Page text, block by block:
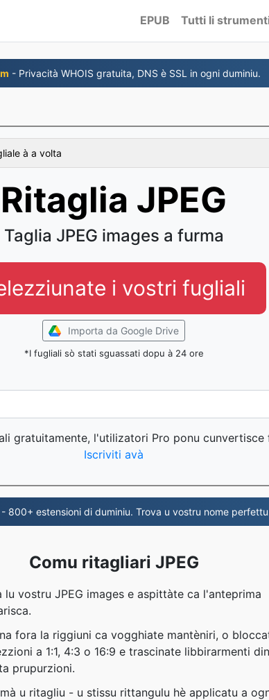
EPUB Tutti li
- Privacità WHOIS gratuita, DNS è SSL in ogni duminiu.
à a volta
Ritaglia JPEG
Taglia JPEG images a furma
i vostri fugliali
Importa da Google Drive
*I fugliali sò stati sguassati dopu à 24 ore
gratuitamente, l'utilizatori Pro ponu cunvertisce
Iscriviti avà
- 800+ estensioni di duminiu. Trova u vostru nome
Comu ritagliari JPEG
lu vostru JPEG images e aspittàte ca l'anteprima
fora la riggiuni ca vogghiate mantèniri, o
a 1:1, 4:3 o 16:9 e trascinate libbirarmenti
prupurzioni.
u ritagliu - u stissu rittangulu hè applicatu a